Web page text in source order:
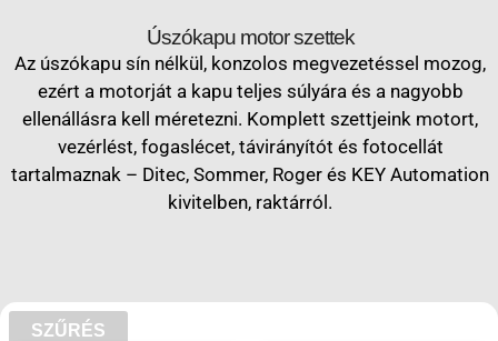
Úszókapu motor szettek
Az úszókapu sín nélkül, konzolos megvezetéssel mozog,
ezért a motorját a kapu teljes súlyára és a nagyobb
ellenállásra kell méretezni. Komplett szettjeink motort,
vezérlést, fogaslécet, távirányítót és fotocellát
tartalmaznak – Ditec, Sommer, Roger és KEY Automation
kivitelben, raktárról.
SZŰRÉS